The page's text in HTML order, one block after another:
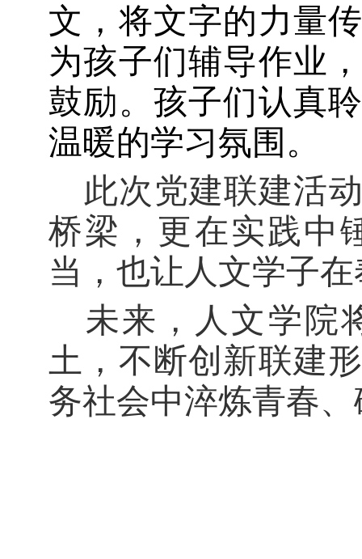
文， 将文字的力量
为孩子们辅导作业
鼓励。孩子们认真
温暖的学习氛围。
此次党建联建活
桥梁，更在实践中
当 ， 也让人文学子
未来，人文学院
土，不断创新联建
务社会中淬炼青春